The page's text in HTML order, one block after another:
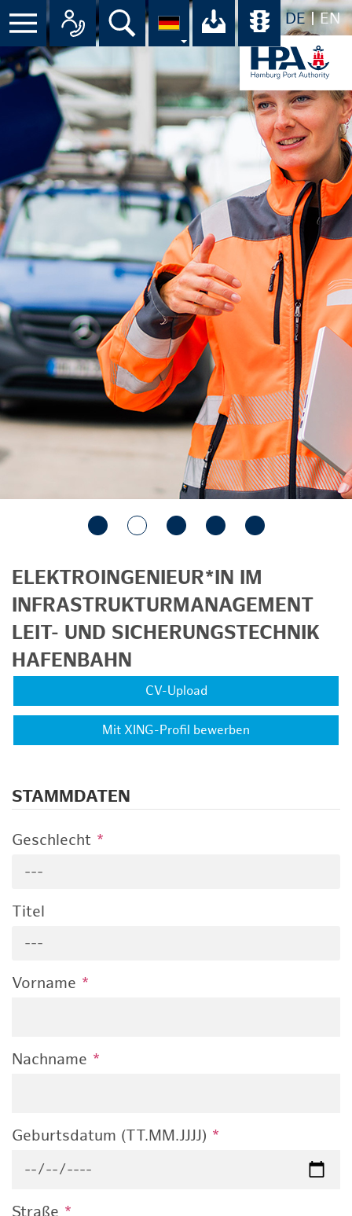
DE EN
Suche Ihr Download-
ELEKTROINGENIEUR*IN IM
INFRASTRUKTURMANAGEMENT
LEIT- UND SICHERUNGSTECHNIK
HAFENBAHN
CV-Upload
Mit XING-Profil bewerben
STAMMDATEN
Geschlecht *
---
Titel
---
Vorname *
Nachname *
Geburtsdatum (TT.MM.JJJJ) *
Straße *